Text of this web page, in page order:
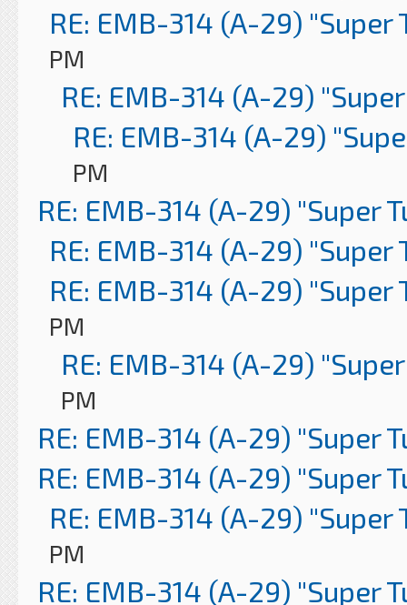
RE: EMB-314 (A-29) "Super
PM
RE: EMB-314 (A-29)
RE: EMB-314 (A-29)
PM
RE: EMB-314 (A-29) "Super
RE: EMB-314 (A-29) "Super
RE: EMB-314 (A-29) "Super
PM
RE: EMB-314 (A-29)
PM
RE: EMB-314 (A-29) "Super
RE: EMB-314 (A-29) "Super
RE: EMB-314 (A-29) "Super
PM
RE: EMB-314 (A-29) "Super